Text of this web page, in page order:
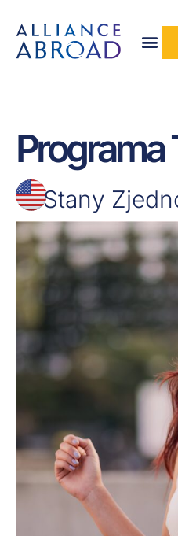
treści
treści
Programa
Stany